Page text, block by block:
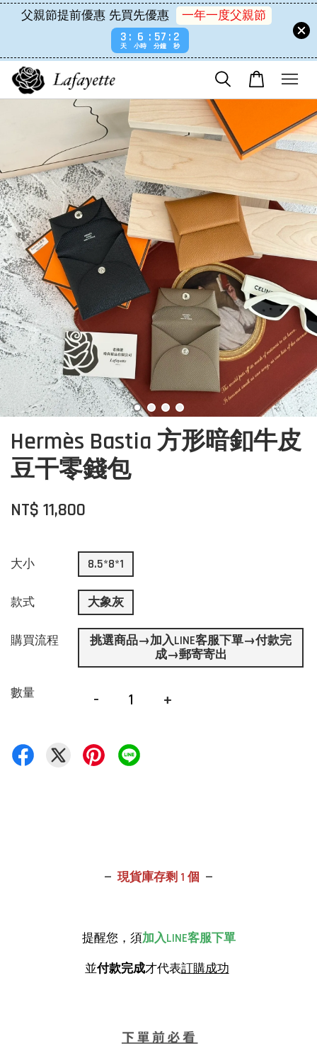
父親節提前優惠 先買先優惠
一年一度父親節
3
天
6
小時
57
分鐘
2
秒
Hermès Bastia 方形暗釦牛皮
豆干零錢包
NT$ 11,800
大小 8.5*8*1
款式 大象灰
購買流程
挑選商品→加入LINE客服下單→付款完
成→郵寄寄出
數量 - +
— 現貨庫存剩 1 個 —
提醒您，須加入LINE客服下單
並付款完成才代表訂購成功